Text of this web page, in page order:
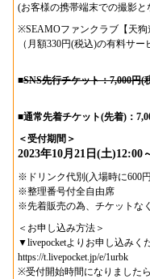
(お客様の携帯端末での撮影と
※SEAMOファンクラブ【天狗
（月額330円(税込)の有料サー
■SNS先行チケット：7,000円(
■通常先着チケット(先着)：
＜受付期間＞
2023年10月21日(土)12:00
※ドリンク代別(入場時に600
※整理番号付全自由席
※先着販売の為、チケットな
＜お申し込み方法＞
▼livepocketよりお申し込みく
https://t.livepocket.jp/e/1urbk
※受付開始時間になりました